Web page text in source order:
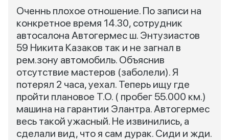
Оченнь плохое отношение. По записи на
конкретное время 14.30, сотрудник
автосалона Автогермес ш. Энтузиастов
59 Никита Казаков так и не загнал в
рем.зону автомобиль. Объяснив
отсутствие мастеров (заболели). Я
потерял 2 часа, уехал. Теперь ищу где
пройти плановое Т.О. ( пробег 55.000 км.)
машина на гарантии Элантра. Автогермес
весь такой ужасный. Не извинились, а
сделали вид, что я сам дурак. Сиди и жди.